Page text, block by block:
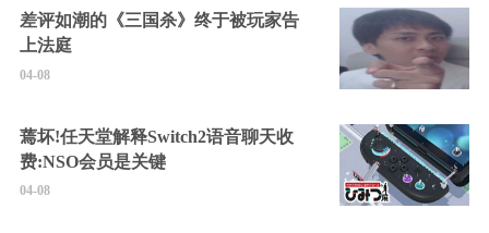
差评如潮的《三国杀》终于被玩家告
上法庭
04-08
蔫坏!任天堂解释Switch2语音聊天收
费:NSO会员是关键
04-08